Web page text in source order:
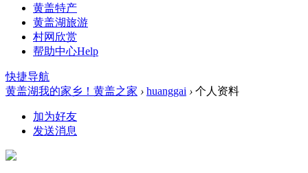
黄盖特产
黄盖湖旅游
村网欣赏
帮助中心Help
快捷导航
黄盖湖我的家乡！黄盖之家 › huanggai › 个人资料
加为好友
发送消息